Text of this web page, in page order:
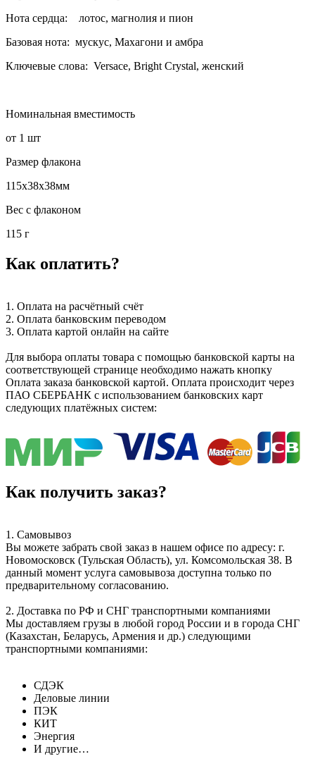
Нота сердца: лотос, магнолия и пион
Базовая нота: мускус, Махагони и амбра
Ключевые слова: Versace, Bright Crystal, женский
Номинальная вместимость
от 1 шт
Размер флакона
115x38x38мм
Вес с флаконом
115 г
Как оплатить?
1. Оплата на расчётный счёт
2. Оплата банковским переводом
3. Оплата картой онлайн на сайте
Для выбора оплаты товара с помощью банковской карты на
соответствующей странице необходимо нажать кнопку
Оплата заказа банковской картой. Оплата происходит через
ПАО СБЕРБАНК с использованием банковских карт
следующих платёжных систем:
Как получить заказ?
1. Самовывоз
Вы можете забрать свой заказ в нашем офисе по адресу: г.
Новомосковск (Тульская Область), ул. Комсомольская 38. В
данный момент услуга самовывоза доступна только по
предварительному согласованию.
2. Доставка по РФ и СНГ транспортными компаниями
Мы доставляем грузы в любой город России и в города СНГ
(Казахстан, Беларусь, Армения и др.) следующими
транспортными компаниями:
СДЭК
Деловые линии
ПЭК
КИТ
Энергия
И другие…